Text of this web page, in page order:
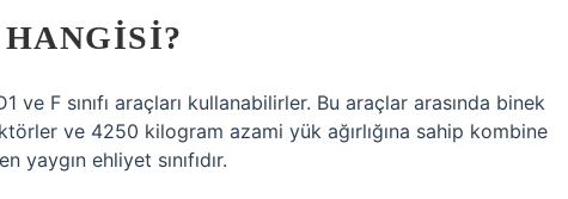
ve F sınıfı araçları kullanabilirler. Bu araçlar arasında binek
ve 4250 kilogram azami yük ağırlığına sahip kombine
yaygın ehliyet sınıfıdır.